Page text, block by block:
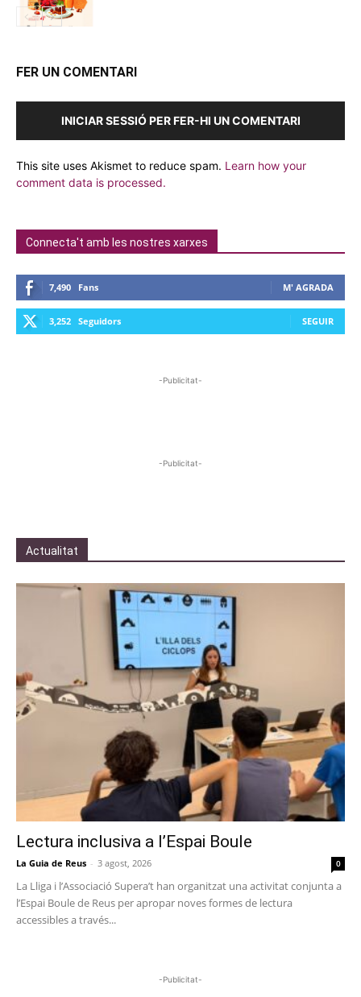
FER UN COMENTARI
INICIAR SESSIÓ PER FER-HI UN COMENTARI
This site uses Akismet to reduce spam. Learn how your
comment data is processed.
Connecta't amb les nostres xarxes
7,490 Fans M' AGRADA
3,252 Seguidors SEGUIR
-Publicitat-
-Publicitat-
Actualitat
Lectura inclusiva a l’Espai Boule
La Guia de Reus - 3 agost, 2026 0
La Lliga i l’Associació Supera’t han organitzat una activitat conjunta a
l’Espai Boule de Reus per apropar noves formes de lectura
accessibles a través...
-Publicitat-